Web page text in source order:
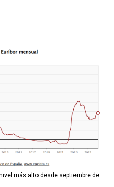
más alto desde septiembre de